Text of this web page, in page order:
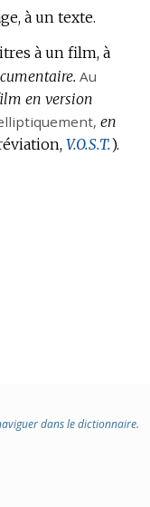
à un texte.
à un film, à
Au
en version
, en
V.O.S.T.).
dans le dictionnaire.